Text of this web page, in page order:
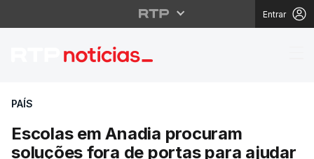
Entrar
Escolas em Anadia
PAÍS
Escolas em Anadia procuram
soluções fora de portas para ajudar